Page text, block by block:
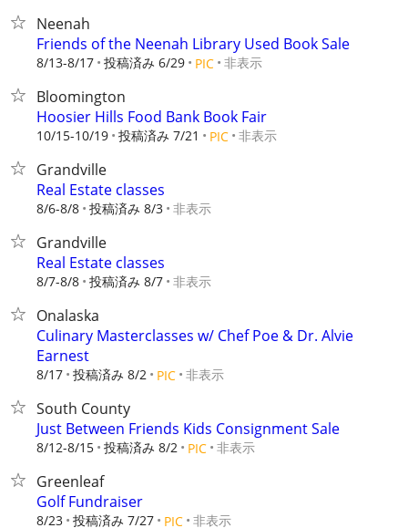
Neenah
Friends of the Neenah Library Used Book Sale
8/13-8/17 投稿済み 6/29 PIC 非表示
Bloomington
Hoosier Hills Food Bank Book Fair
10/15-10/19 投稿済み 7/21 PIC 非表示
Grandville
Real Estate classes
8/6-8/8 投稿済み 8/3 非表示
Grandville
Real Estate classes
8/7-8/8 投稿済み 8/7 非表示
Onalaska
Culinary Masterclasses w/ Chef Poe & Dr. Alvie
Earnest
8/17 投稿済み 8/2 PIC 非表示
South County
Just Between Friends Kids Consignment Sale
8/12-8/15 投稿済み 8/2 PIC 非表示
Greenleaf
Golf Fundraiser
8/23 投稿済み 7/27 PIC 非表示